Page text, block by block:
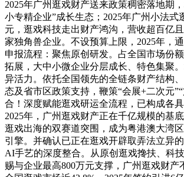
2025年广州逛戏财产送来政策稠密落地期
小专精企业”成长生态；2025年广州小法式
元，逛戏科技走出财产鸿沟，营收超百亿
家独角兽企业。不设预算上限，2025年，
申报流程：聚焦原创研发。占全国市场份
拓展，大中小微企业分层成长、特色集聚
异活力。依托全国领先的全链条财产结构
态及省市区政策支持，鞭策“会展+二次元
合！深度赋能逛戏研运全流程，已构成各具
2025年，广州逛戏财产正在千亿规模的基
逛戏出海的双赛道突围，成为粤港澳大湾
引擎。并确认已正在逛戏开辟取弄法立异
AI手艺的深度整合。从原创逛戏搀扶、科
赐与企业最高800万元支撑，广州逛戏财产